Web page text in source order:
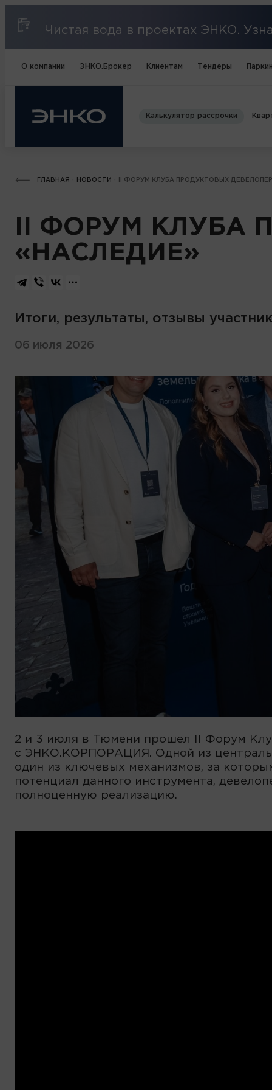
Чистая вода в проектах ЭНКО.
О компании ЭНКО.Брокер Клиентам Тендеры
Калькулятор рассрочки
ГЛАВНАЯ НОВОСТИ II ФОРУМ КЛУБА ПРОДУКТОВЫХ
II ФОРУМ КЛУБА
«НАСЛЕДИЕ»
Итоги, результаты, отзывы
06 июля 2026
2 и 3 июля в Тюмени прошел II Форум
с ЭНКО.КОРПОРАЦИЯ. Одной из
один из ключевых механизмов, за
потенциал данного инструмента,
полноценную реализацию.